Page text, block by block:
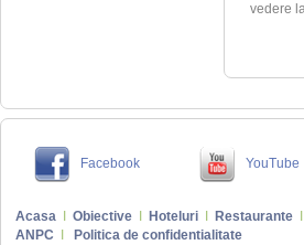
vedere
Facebook YouTube
Acasa Obiective Hoteluri Restaurante
ANPC
Politica de confidentialitate